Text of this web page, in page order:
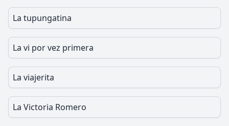
La tupungatina
La vi por vez primera
La viajerita
La Victoria Romero